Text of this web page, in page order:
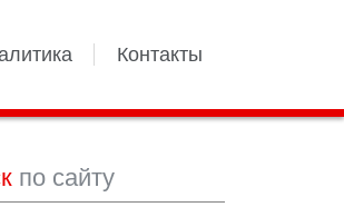
Контакты
по сайту